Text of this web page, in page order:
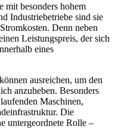
mit besonders hohem
Industriebetriebe sind sie
Denn neben
Leistungspreis, der sich
eines
ausreichen, um den
anzuheben. Besonders
Maschinen,
Die
untergeordnete Rolle –